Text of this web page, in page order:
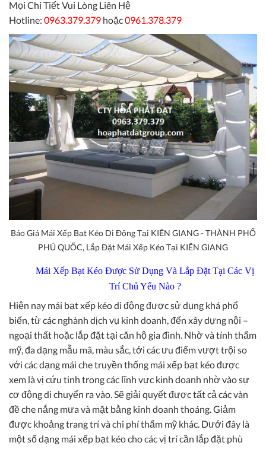
Mọi Chi Tiết Vui Lòng Liên Hệ
Hotline: 0963.379.379 hoặc0961.378.379
Báo Giá Mái Xếp Bạt Kéo Di Động Tại KIÊN GIANG - THÀNH PHỐ
PHÚ QUỐC, Lắp Đặt Mái Xếp Kéo Tại KIÊN GIANG
Mái Xếp Bạt Kéo Được Sử Dụng Và Lắp Đặt Tại Các Vị
Trí Chủ Yếu Nào ?
Hiện nay mái bạt xếp kéo di động được sử dụng khá phổ
biến, từ các nghành dịch vụ kinh doanh, đến xây dựng nội –
ngoại thất hoặc lắp đặt tại căn hộ gia đình. Nhờ và tính thẩm
mỹ, đa dạng mẫu mã, màu sắc, tới các ưu điểm vượt trội so
với các dạng mái che truyền thống mái xếp bạt kéo được
xem là vị cứu tinh trong các lĩnh vực kinh doanh nhờ vào sự
cơ động di chuyển ra vào. Sẽ giải quyết được tất cả các vàn
đề che nắng mưa và mặt bằng kinh doanh thoáng. Giảm
được khoảng trang trí và chi phí thẩm mỹ khác. Dưới đây là
một số dạng mái xếp bạt kéo cho các vị trí cần lắp đặt phù